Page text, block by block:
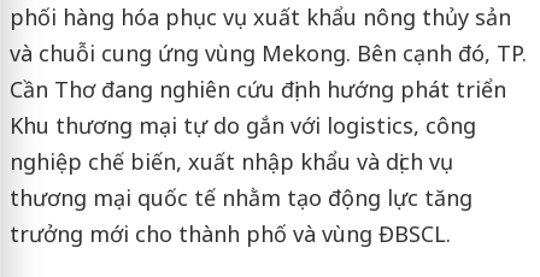
phối hàng hóa phục vụ xuất khẩu nông thủy sản
và chuỗi cung ứng vùng Mekong. Bên cạnh đó, TP.
Cần Thơ đang nghiên cứu định hướng phát triển
Khu thương mại tự do gắn với logistics, công
nghiệp chế biến, xuất nhập khẩu và dịch vụ
thương mại quốc tế nhằm tạo động lực tăng
trưởng mới cho thành phố và vùng ĐBSCL.